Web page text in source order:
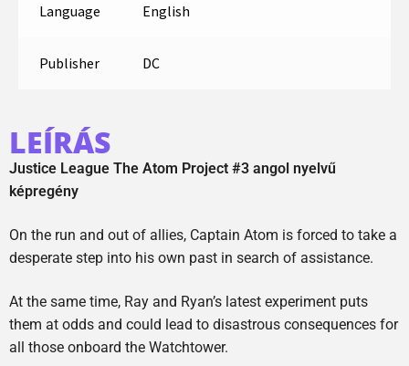
Language English
Publisher DC
LEÍRÁS
Justice League The Atom Project #3 angol nyelvű
képregény
On the run and out of allies, Captain Atom is forced to take a
desperate step into his own past in search of assistance.
At the same time, Ray and Ryan’s latest experiment puts
them at odds and could lead to disastrous consequences for
all those onboard the Watchtower.